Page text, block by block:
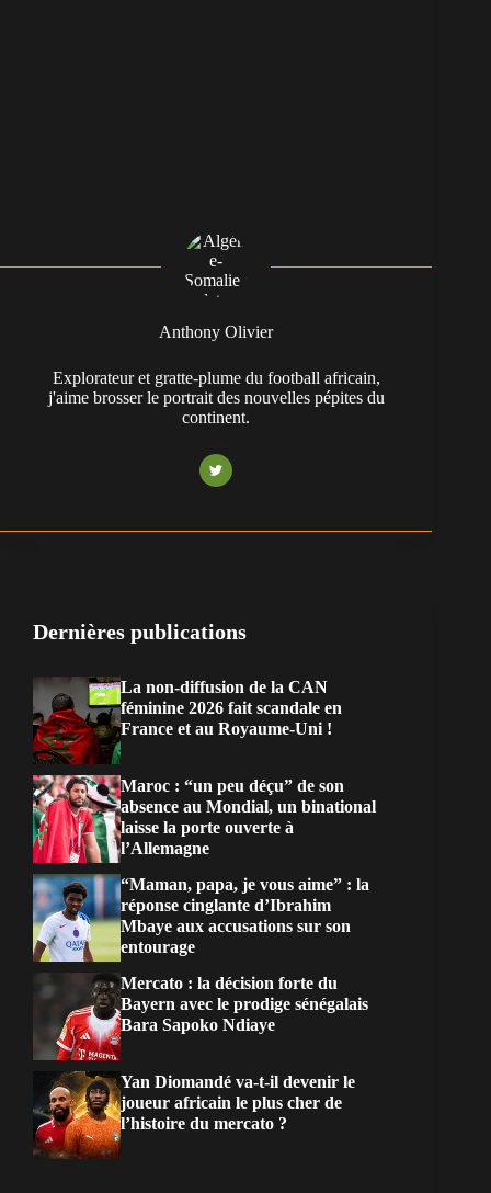
Anthony Olivier
Explorateur et gratte-plume du football africain,
j'aime brosser le portrait des nouvelles pépites du
continent.
Dernières publications
La non-diffusion de la CAN
féminine 2026 fait scandale en
France et au Royaume-Uni !
Maroc : “un peu déçu” de son
absence au Mondial, un binational
laisse la porte ouverte à
l’Allemagne
“Maman, papa, je vous aime” : la
réponse cinglante d’Ibrahim
Mbaye aux accusations sur son
entourage
Mercato : la décision forte du
Bayern avec le prodige sénégalais
Bara Sapoko Ndiaye
Yan Diomandé va-t-il devenir le
joueur africain le plus cher de
l’histoire du mercato ?